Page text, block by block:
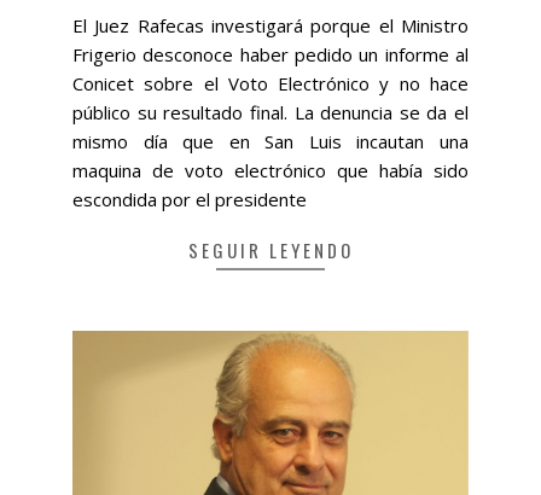
11-
El Juez Rafecas investigará porque el Ministro
Frigerio desconoce haber pedido un informe al
Conicet sobre el Voto Electrónico y no hace
público su resultado final. La denuncia se da el
mismo día que en San Luis incautan una
maquina de voto electrónico que había sido
escondida por el presidente
SEGUIR LEYENDO